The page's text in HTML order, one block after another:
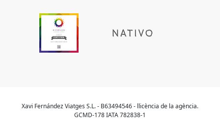
Xavi Fernández Viatges S.L. - B63494546 - llicència de la agència.
GCMD-178 IATA 782838-1